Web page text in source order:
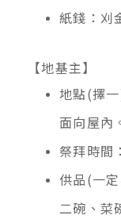
紙錢：刈
【地基主】
地點(擇
面向屋內
祭拜時間
供品(一
二碗、菜